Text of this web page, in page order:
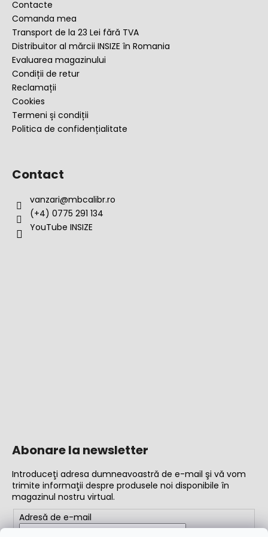
Contacte
Comanda mea
Transport de la 23 Lei fără TVA
Distribuitor al mărcii INSIZE în Romania
Evaluarea magazinului
Condiții de retur
Reclamații
Cookies
Termeni și condiții
Politica de confidențialitate
Contact
vanzari@mbcalibr.ro
(+4) 0775 291 134
YouTube INSIZE
Abonare la newsletter
Introduceţi adresa dumneavoastră de e-mail şi vă vom
trimite informaţii despre produsele noi disponibile în
magazinul nostru virtual.
Adresă de e-mail